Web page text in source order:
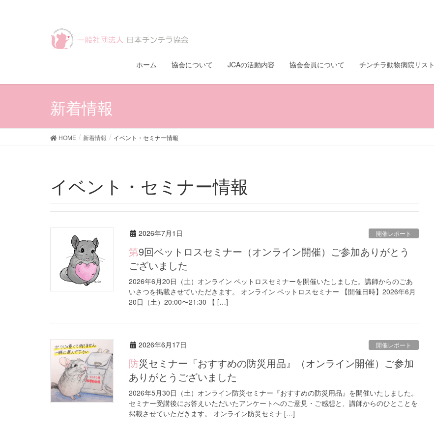
ホーム 協会について JCAの活動内容 協会会員について チンチラ動物病院リスト
新着情報
HOME 新着情報 イベント・セミナー情報
イベント・セミナー情報
2026年7月1日 開催レポート
第9回ペットロスセミナー（オンライン開催）ご参加ありがとう
ございました
2026年6月20日（土）オンライン ペットロスセミナーを開催いたしました。講師からのごあ
いさつを掲載させていただきます。 オンライン ペットロスセミナー 【開催日時】2026年6月
20日（土）20:00〜21:30 【 […]
2026年6月17日 開催レポート
防災セミナー『おすすめの防災用品』（オンライン開催）ご参加
ありがとうございました
2026年5月30日（土）オンライン防災セミナー『おすすめの防災用品』を開催いたしました。
セミナー受講後にお答えいただいたアンケートへのご意見・ご感想と、講師からのひとことを
掲載させていただきます。 オンライン防災セミナ […]